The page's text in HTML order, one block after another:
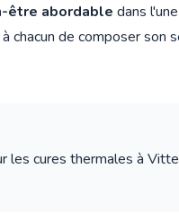
être abordable dans
de composer son
les cures thermales à